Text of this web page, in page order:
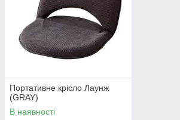
Портативне крісло Лаунж
(GRAY)
В наявності